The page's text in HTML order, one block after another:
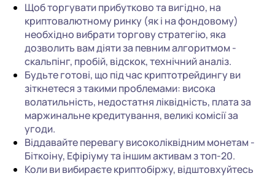
Щоб торгувати прибутково та вигідно, на
криптовалютному ринку (як і на фондовому)
необхідно вибрати торгову стратегію, яка
дозволить вам діяти за певним алгоритмом -
скальпінг, пробій, відскок, технічний аналіз.
Будьте готові, що під час криптотрейдингу ви
зіткнетеся з такими проблемами: висока
волатильність, недостатня ліквідність, плата за
маржинальне кредитування, великі комісії за
угоди.
Віддавайте перевагу високоліквідним монетам -
Біткоіну, Ефіріуму та іншим активам з топ-20.
Коли ви вибираєте криптобіржу, відштовхуйтесь